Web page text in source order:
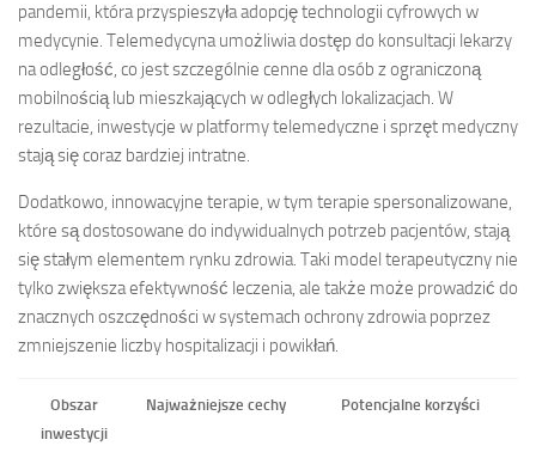
pandemii, która przyspieszyła adopcję technologii cyfrowych w
medycynie. Telemedycyna umożliwia dostęp do konsultacji lekarzy
na odległość, co jest szczególnie cenne dla osób z ograniczoną
mobilnością lub mieszkających w odległych lokalizacjach. W
rezultacie, inwestycje w platformy telemedyczne i sprzęt medyczny
stają się coraz bardziej intratne.
Dodatkowo, innowacyjne terapie, w tym terapie spersonalizowane,
które są dostosowane do indywidualnych potrzeb pacjentów, stają
się stałym elementem rynku zdrowia. Taki model terapeutyczny nie
tylko zwiększa efektywność leczenia, ale także może prowadzić do
znacznych oszczędności w systemach ochrony zdrowia poprzez
zmniejszenie liczby hospitalizacji i powikłań.
Obszar
inwestycji
Najważniejsze cechy Potencjalne korzyści